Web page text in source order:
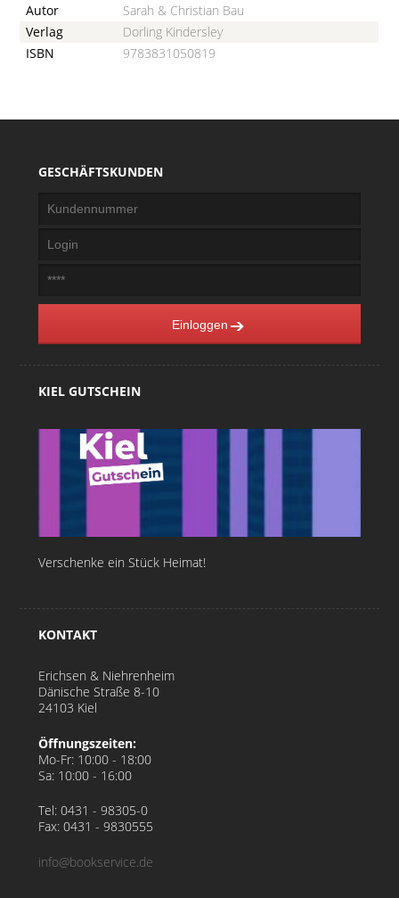
Autor
Sarah & Christian Bau
Verlag
Dorling Kindersley
ISBN
9783831050819
GESCHÄFTSKUNDEN
Einloggen
KIEL GUTSCHEIN
Verschenke ein Stück Heimat!
KONTAKT
Erichsen & Niehrenheim
Dänische Straße 8-10
24103 Kiel
Öffnungszeiten:
Mo-Fr:10:00 - 18:00
Sa:10:00 - 16:00
Tel: 0431 - 98305-0
Fax: 0431 - 9830555
info@bookservice.de